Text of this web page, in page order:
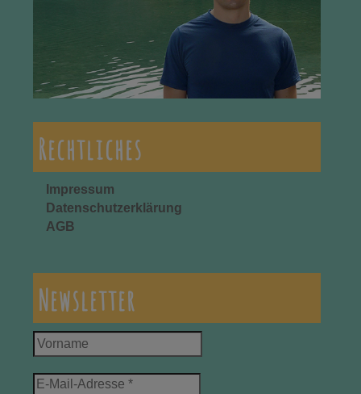
Rechtliches
Impressum
Datenschutzerklärung
AGB
Newsletter
Vorname
E-